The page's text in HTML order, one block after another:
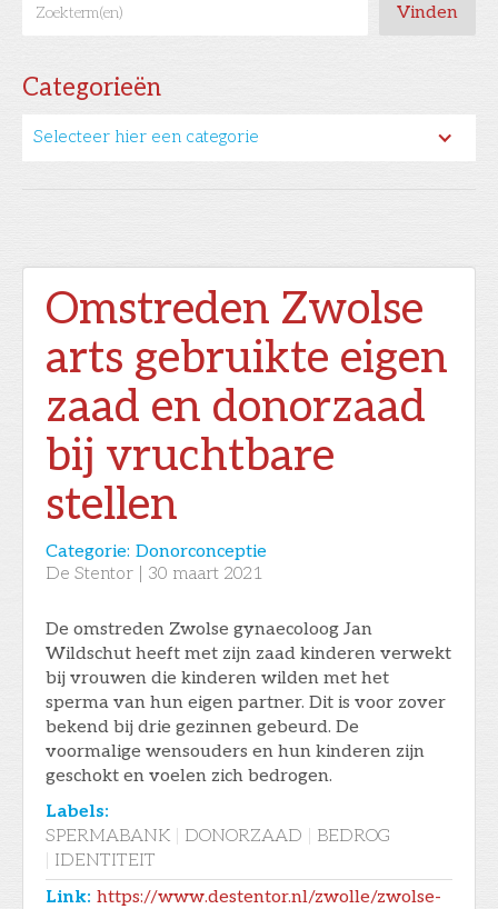
Categorieën
Selecteer hier een categorie
Omstreden Zwolse
arts gebruikte eigen
zaad en donorzaad
bij vruchtbare
stellen
Categorie: Donorconceptie
De Stentor
30 maart 2021
De omstreden Zwolse gynaecoloog Jan
Wildschut heeft met zijn zaad kinderen verwekt
bij vrouwen die kinderen wilden met het
sperma van hun eigen partner. Dit is voor zover
bekend bij drie gezinnen gebeurd. De
voormalige wensouders en hun kinderen zijn
geschokt en voelen zich bedrogen.
Labels:
SPERMABANK
DONORZAAD
BEDROG
IDENTITEIT
Link: https://www.destentor.nl/zwolle/zwolse-